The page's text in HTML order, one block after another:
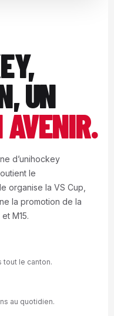
UN
AVENIR.
d’unihockey
le
organise la VS Cup,
la promotion de la
M15.
tout le canton.
au quotidien.